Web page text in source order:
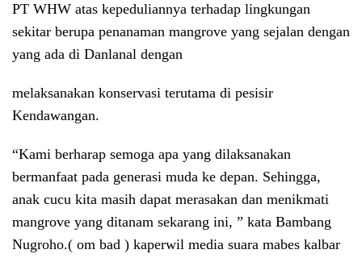
PT WHW atas kepeduliannya terhadap lingkungan
sekitar berupa penanaman mangrove yang sejalan dengan
yang ada di Danlanal dengan
melaksanakan konservasi terutama di pesisir
Kendawangan.
“Kami berharap semoga apa yang dilaksanakan
bermanfaat pada generasi muda ke depan. Sehingga,
anak cucu kita masih dapat merasakan dan menikmati
mangrove yang ditanam sekarang ini, ” kata Bambang
Nugroho.( om bad ) kaperwil media suara mabes kalbar